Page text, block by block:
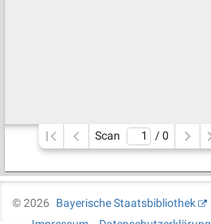
Scan / 0
©2026
Bayerische Staatsbibliothek